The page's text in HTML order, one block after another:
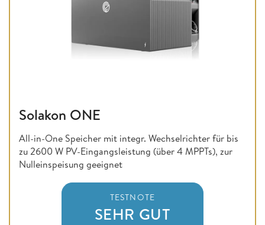
Solakon ONE
All-in-One Speicher mit integr. Wechselrichter für bis
zu 2600 W PV-Eingangsleistung (über 4 MPPTs), zur
Nulleinspeisung geeignet
TESTNOTE
SEHR GUT